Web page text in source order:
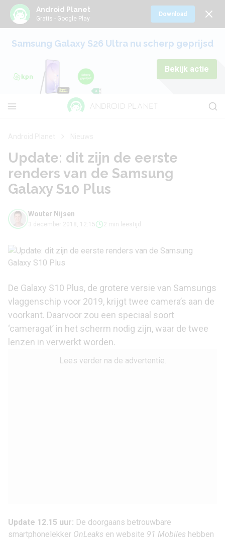
Android Planet
Gratis - Google Play
Download
Samsung Galaxy S26 Ultra nu scherp geprijsd
Bekijk actie
Update: dit zijn de eerste
renders van de Samsung
Galaxy S10 Plus
Wouter Nijsen
3 december 2018, 12:15 2 min leestijd
De Galaxy S10 Plus, de grotere versie van Samsungs
vlaggenschip voor 2019, krijgt twee camera’s aan de
voorkant. Daarvoor zou een speciaal soort
‘cameragat’ in het scherm nodig zijn, waar de twee
lenzen in verwerkt worden.
Lees verder na de advertentie.
Update 12.15 uur: De doorgaans betrouwbare
smartphonelekker OnLeaks en website 91 Mobiles hebben